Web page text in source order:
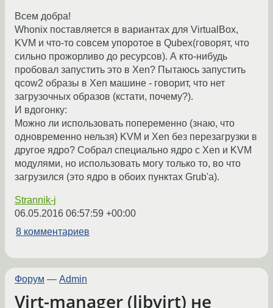
Всем добра!
Whonix поставляется в вариантах для VirtualBox,
KVM и что-то совсем упоротое в Qubex(говорят, что
сильно прожорливо до ресурсов). А кто-нибудь
пробовал запустить это в Xen? Пытаюсь запустить
qcow2 образы в Xen машине - говорит, что нет
загрузочных образов (кстати, почему?).
И вдогонку:
Можно ли использовать попеременно (знаю, что
одновременно нельзя) KVM и Xen без перезагрузки в
другое ядро? Собрал специально ядро с Xen и KVM
модулями, но использовать могу только то, во что
загрузился (это ядро в обоих пунктах Grub'a).
Strannik-j
06.05.2016 06:57:59 +00:00
8 комментариев
Форум — Admin
Virt-manager (libvirt) не